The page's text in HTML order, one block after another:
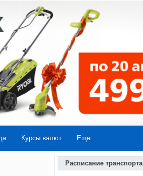
Курсы валют Еще
Расписание транспорта